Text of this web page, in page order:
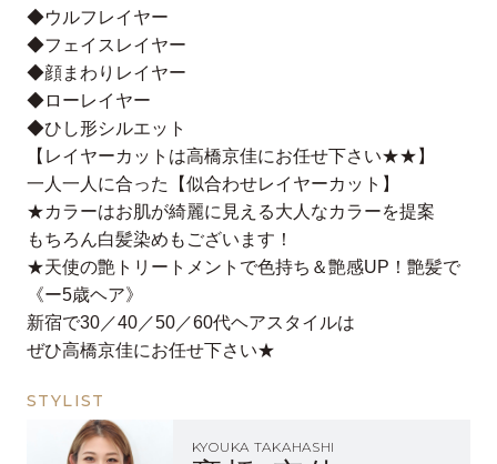
◆ウルフレイヤー
◆フェイスレイヤー
◆顔まわりレイヤー
◆ローレイヤー
◆ひし形シルエット
【レイヤーカットは高橋京佳にお任せ下さい★★】
一人一人に合った【似合わせレイヤーカット】
★カラーはお肌が綺麗に見える大人なカラーを提案
もちろん白髪染めもございます！
★天使の艶トリートメントで色持ち＆艶感UP！艶髪で
《ー5歳ヘア》
新宿で30／40／50／60代ヘアスタイルは
ぜひ高橋京佳にお任せ下さい★
STYLIST
KYOUKA TAKAHASHI